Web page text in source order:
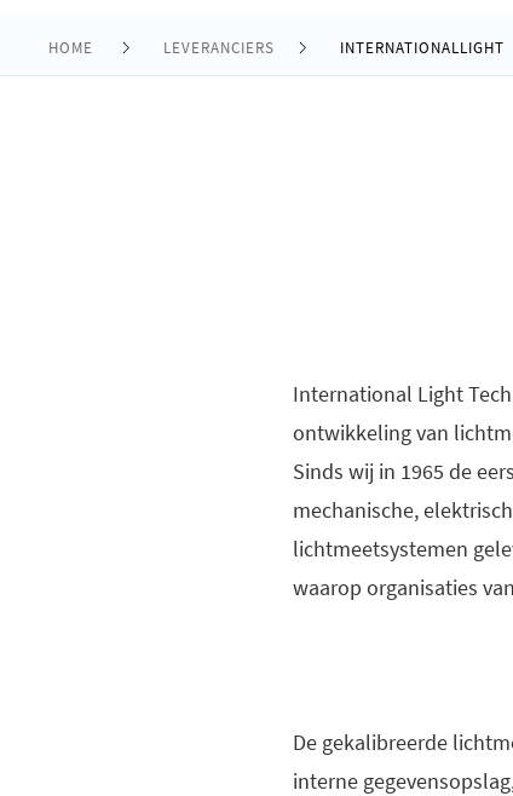
HOME LEVERANCIERS INTERNATIONALLIGHT
International Light
ontwikkeling van
Sinds wij in 1965 de
mechanische,
lichtmeetsystemen
waarop organisaties
De gekalibreerde
interne